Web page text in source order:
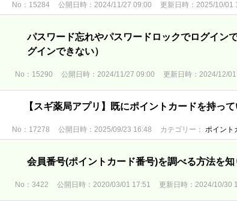
No：15284 公開日時：2024/11/27 09:00 更新日時：2025/10/01
パスワード忘れやパスワードロックでログイ
グインできない）
No：15290 公開日時：2024/11/27 09:00 更新日時：2024/12/
【スギ薬局アプリ】既にポイントカードを持っ
No：17278 公開日時：2025/09/23 16:48 カテゴリー： ポイント
会員番号(ポイントカード番号)を調べる方法を知
No：3422 公開日時：2020/03/01 17:51 更新日時：2024/10/30